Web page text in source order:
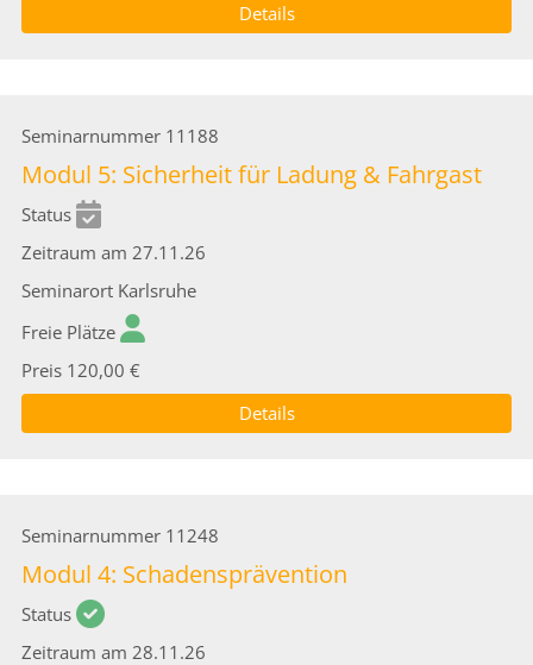
Details
Seminarnummer 11188
Modul 5: Sicherheit für Ladung & Fahrgast
Status
Zeitraum am 27.11.26
Seminarort Karlsruhe
Freie Plätze
Preis 120,00 €
Details
Seminarnummer 11248
Modul 4: Schadensprävention
Status
Zeitraum am 28.11.26